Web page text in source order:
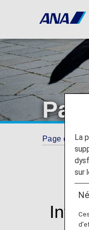
Page
La
sur